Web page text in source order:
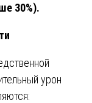
30%).
урон